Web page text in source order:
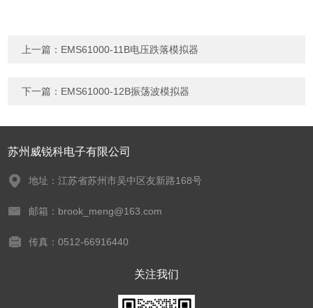
上一篇： EMS61000-11B电压跌落模拟器
下一篇： EMS61000-12B振荡波模拟器
苏州威锐科电子有限公司
地址：江苏省苏州市吴中区友新路168号
邮箱：brook_meng@163.com
传真：0512-66916440
关注我们